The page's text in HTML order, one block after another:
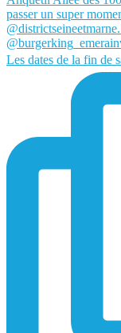
Les dates de la fin